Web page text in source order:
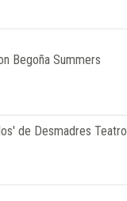
Begoña Summers
de Desmadres Teatro